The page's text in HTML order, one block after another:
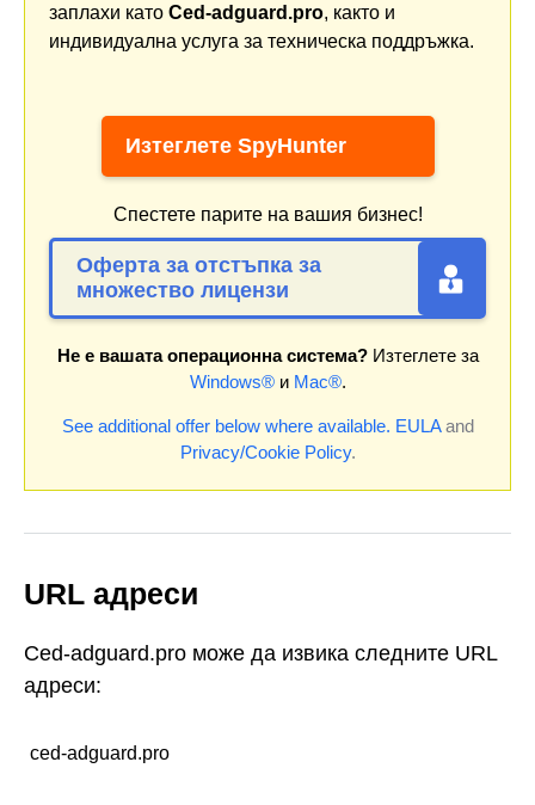
заплахи като Ced-adguard.pro, както и
индивидуална услуга за техническа поддръжка.
Изтеглете SpyHunter
Спестете парите на вашия бизнес!
Оферта за отстъпка за
множество лицензи
Не е вашата операционна система?Изтеглете за
Windows®и Mac®.
See additional offer below where available. EULAand
Privacy/Cookie Policy.
URL адреси
Ced-adguard.pro може да извика следните URL
адреси:
ced-adguard.pro